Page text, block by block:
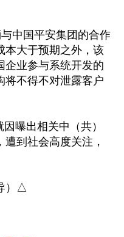
中国平安集团的合作
本大于预期之外，该
企业参与系统开发的
将不得不对泄露客户
曝出相关中（共）
到社会高度关注，